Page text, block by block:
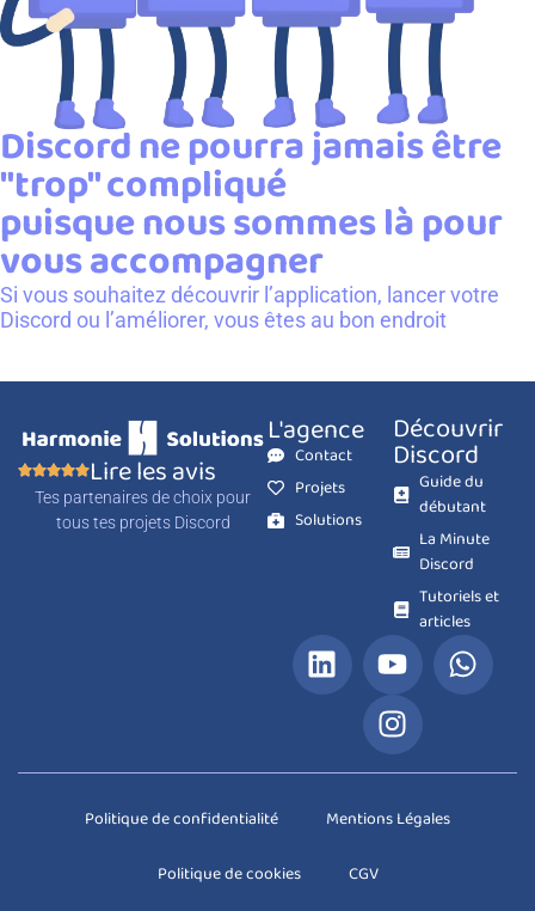
Discord ne pourra jamais être
"trop" compliqué
puisque nous sommes là pour
vous accompagner
Si vous souhaitez découvrir l’application, lancer votre
Discord ou l’améliorer, vous êtes au bon endroit
Lire les avis
Tes partenaires de choix pour
tous tes projets Discord
L'agence
Contact
Projets
Solutions
Découvrir
Discord
Guide du
débutant
La Minute
Discord
Tutoriels et
articles
Politique de confidentialité Mentions Légales
Politique de cookies CGV